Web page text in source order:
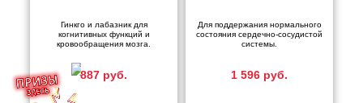
Гинкго и лабазник для
когнитивных функций и
кровообращения мозга.
887 руб.
Для поддержания нормального
состояния сердечно-сосудистой
системы.
1 596 руб.